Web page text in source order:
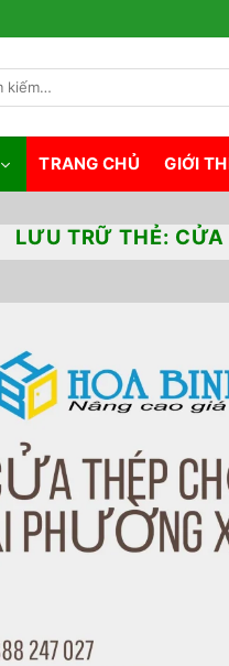
TRANG CHỦ GIỚI
LƯU TRỮ THẺ: CỬA